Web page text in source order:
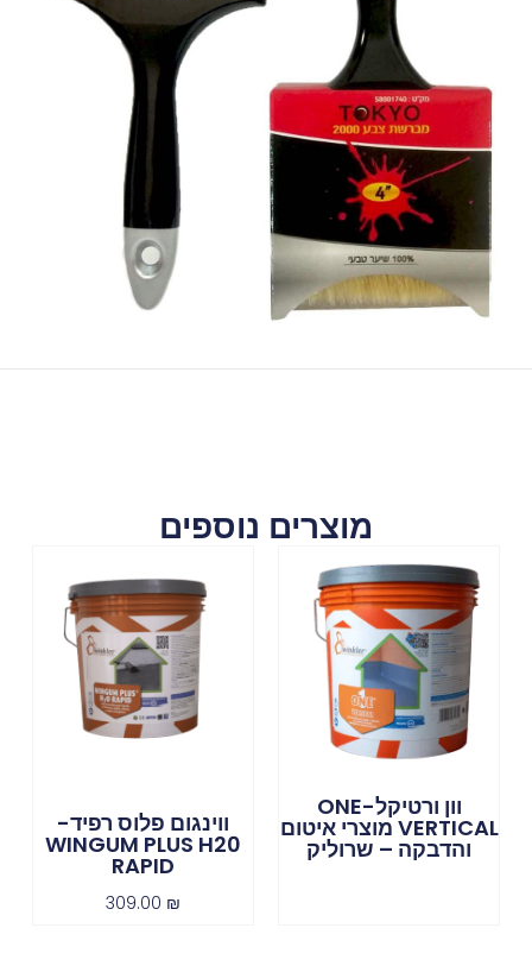
מוצרים נוספים
וון ורטיקל-ONE
VERTICAL מוצרי איטום
והדבקה – שרוליק
ווינגום פלוס רפיד-
WINGUM PLUS H20
RAPID
309.00 ₪